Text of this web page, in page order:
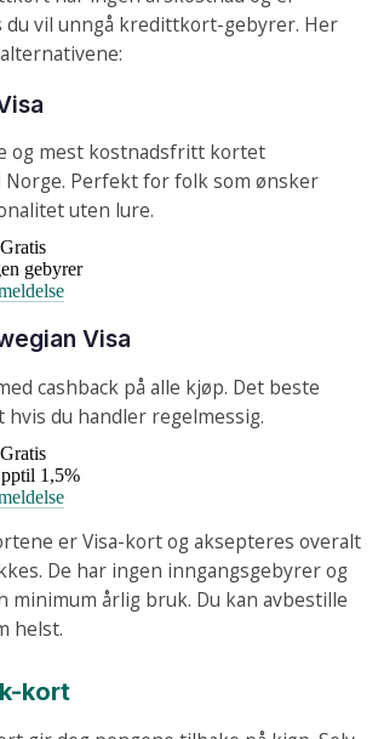
vil unngå kredittkort-gebyrer. Her
og mest kostnadsfritt kortet
Perfekt for folk som ønsker
uten lure.
Gratis
gebyrer
Visa
cashback på alle kjøp. Det beste
du handler regelmessig.
Gratis
1,5%
er Visa-kort og aksepteres overalt
De har ingen inngangsgebyrer og
minimum årlig bruk. Du kan avbestille
helst.
kort